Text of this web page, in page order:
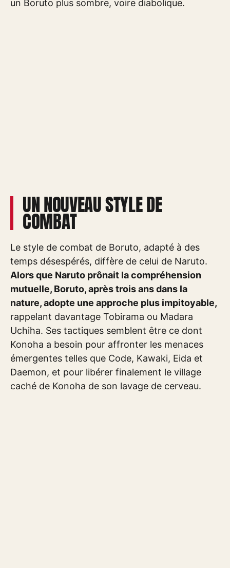
un Boruto plus sombre, voire diabolique.
UN NOUVEAU STYLE DE
COMBAT
Le style de combat de Boruto, adapté à des
temps désespérés, diffère de celui de Naruto.
Alors que Naruto prônait la compréhension
mutuelle, Boruto, après trois ans dans la
nature, adopte une approche plus impitoyable,
rappelant davantage Tobirama ou Madara
Uchiha. Ses tactiques semblent être ce dont
Konoha a besoin pour affronter les menaces
émergentes telles que Code, Kawaki, Eida et
Daemon, et pour libérer finalement le village
caché de Konoha de son lavage de cerveau.